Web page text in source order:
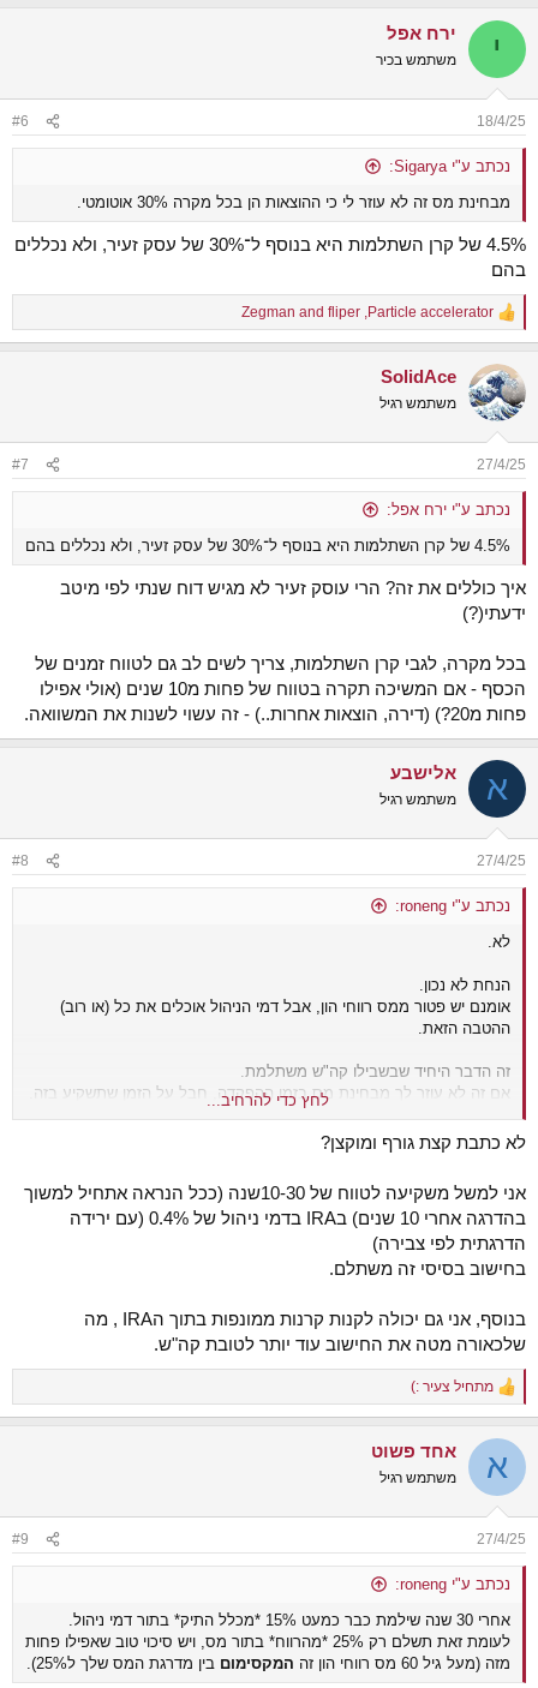
c
i
s
:
י ירח אפל
משתמש בכיר
18/4/25
#6
נכתב ע"י Sigarya:
מבחינת מס זה לא עוזר לי כי ההוצאות הן בכל מקרה 30% אוטומטי.
4.5% של קרן השתלמות היא בנוסף ל־30% של עסק זעיר, ולא נכללים
בהם
R
e
c
t
i
s
:
Particle accelerator
,
fliper
Zegman
SolidAce
משתמש רגיל
27/4/25
#7
נכתב ע"י ירח אפל:
4.5% של קרן השתלמות היא בנוסף ל־30% של עסק זעיר, ולא נכללים בהם
איך כוללים את זה? הרי עוסק זעיר לא מגיש דוח שנתי לפי מיטב
ידעתי(?)
בכל מקרה, לגבי קרן השתלמות, צריך לשים לב גם לטווח זמנים של
הכסף - אם המשיכה תקרה בטווח של פחות מ10 שנים (אולי אפילו
פחות מ20?) (דירה, הוצאות אחרות..) - זה עשוי לשנות את המשוואה.
א אלישבע
משתמש רגיל
27/4/25
#8
נכתב ע"י roneng:
לא.
הנחת לא נכון.
אומנם יש פטור ממס רווחי הון, אבל דמי הניהול אוכלים את כל (או רוב)
ההטבה הזאת.
זה הדבר היחיד שבשבילו קה"ש משתלמת.
אם זה לא עוזר לך מבחינת מס בזמן ההפקדה, חבל על הזמן שתשקיע בזה.
כי דמי הניהול יעלו לך יותר מאותה הטבה.
לחץ כדי להרחיב...
לא כתבת קצת גורף ומוקצן?
אני למשל משקיעה לטווח של 10-30שנה (ככל הנראה אתחיל למשוך
בהדרגה אחרי 10 שנים) בIRA בדמי ניהול של 0.4% (עם ירידה
הדרגתית לפי צבירה)
בחישוב בסיסי זה משתלם.
בנוסף, אני גם יכולה לקנות קרנות ממונפות בתוך הIRA , מה
שלכאורה מטה את החישוב עוד יותר לטובת קה"ש.
R
e
c
i
s
:
מתחיל צעיר :)
א אחד פשוט
משתמש רגיל
27/4/25
#9
נכתב ע"י roneng:
אחרי 30 שנה שילמת כבר כמעט 15% *מכלל התיק* בתור דמי ניהול.
לעומת זאת תשלם רק 25% *מהרווח* בתור מס, ויש סיכוי טוב שאפילו פחות
מזה (מעל גיל 60 מס רווחי הון זה
המקסימום בין מדרגת המס שלך ל25%).